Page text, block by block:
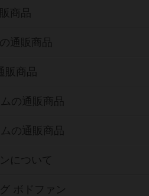
商品
通販商品
販商品
の通販商品
の通販商品
について
ボドファン